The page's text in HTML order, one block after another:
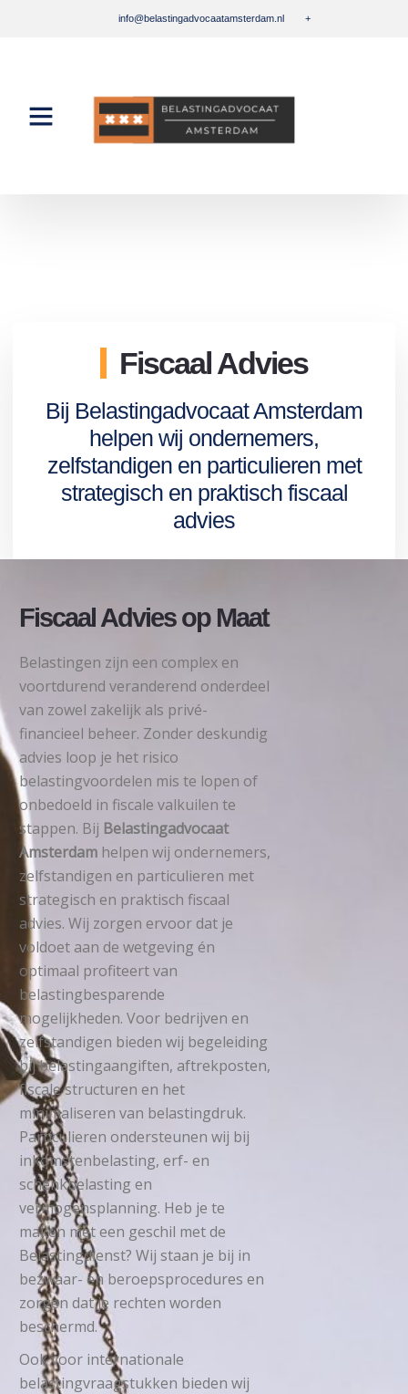
info@belastingadvocaatamsterdam.nl +
Fiscaal Advies
Bij Belastingadvocaat Amsterdam
helpen wij ondernemers,
zelfstandigen en particulieren met
strategisch en praktisch fiscaal
advies
Fiscaal Advies op Maat
Belastingen zijn een complex en
voortdurend veranderend onderdeel
van zowel zakelijk als privé-
financieel beheer. Zonder deskundig
advies loop je het risico
belastingvoordelen mis te lopen of
onbedoeld in fiscale valkuilen te
stappen. Bij Belastingadvocaat
Amsterdam helpen wij ondernemers,
zelfstandigen en particulieren met
strategisch en praktisch fiscaal
advies. Wij zorgen ervoor dat je
voldoet aan de wetgeving én
optimaal profiteert van
belastingbesparende
mogelijkheden. Voor bedrijven en
zelfstandigen bieden wij begeleiding
bij belastingaangiften, aftrekposten,
fiscale structuren en het
minimaliseren van belastingdruk.
Particulieren ondersteunen wij bij
inkomstenbelasting, erf- en
schenkbelasting en
vermogensplanning. Heb je te
maken met een geschil met de
Belastingdienst? Wij staan je bij in
bezwaar- en beroepsprocedures en
zorgen dat je rechten worden
beschermd.
Ook voor internationale
belastingvraagstukken bieden wij